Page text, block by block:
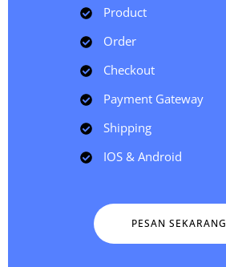
Product
Order
Checkout
Payment Gateway
Shipping
IOS & Android
PESAN SEKARANG